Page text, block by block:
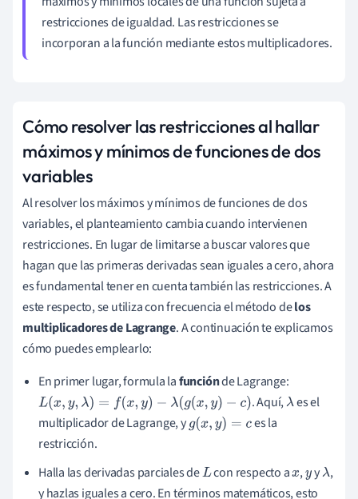
restricciones de igualdad. Las restricciones se
incorporan a la función mediante estos multiplicadores.
Cómo resolver las restricciones al hallar
máximos y mínimos de funciones de dos
variables
Al resolver los máximos y mínimos de funciones de dos
variables, el planteamiento cambia cuando intervienen
restricciones. En lugar de limitarse a buscar valores que
hagan que las primeras derivadas sean iguales a cero, ahora
es fundamental tener en cuenta también las restricciones. A
este respecto, se utiliza con frecuencia el método delos
multiplicadores de Lagrange. A continuación te explicamos
cómo puedes emplearlo:
En primer lugar, formula lafunciónde Lagrange:
L(x,y,λ)= f(x y)− λ(g(x,y)− c) . Aquí,λ es el
multiplicador de Lagrange, yg(x,y)=c
es la
restricción.
Halla las derivadas parciales deLcon respecto ax,y yλ,
y hazlas iguales a cero. En términos matemáticos, esto